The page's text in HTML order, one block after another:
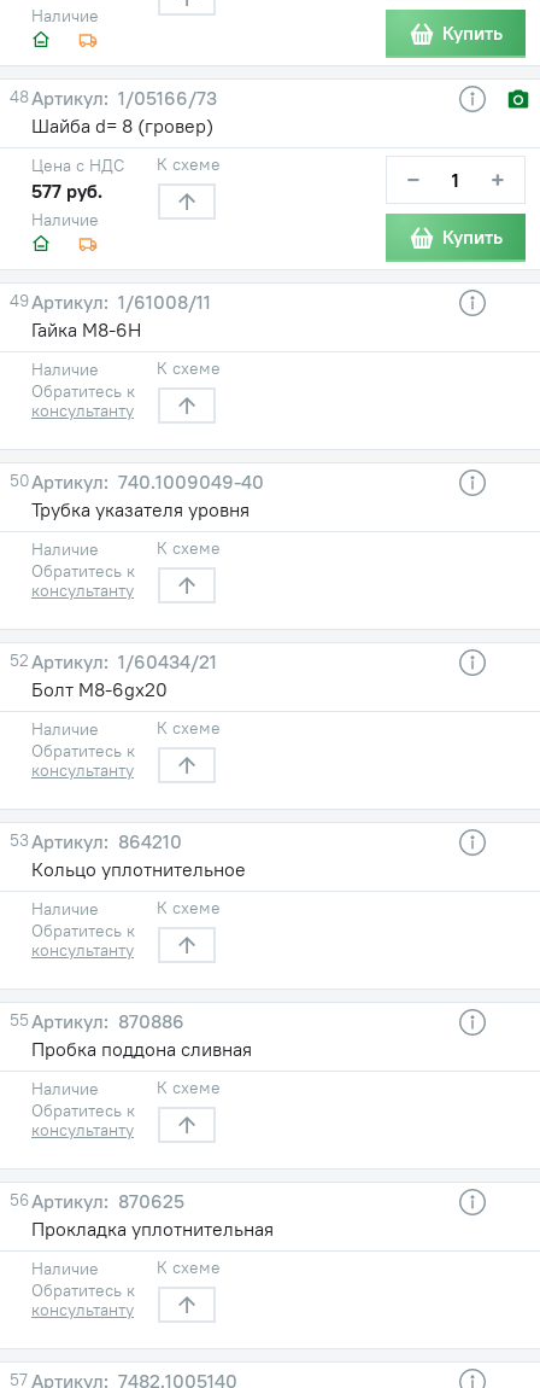
Наличие
Купить
48
1/05166/73
Шайба d= 8 (гровер)
Наличие
Цена с НДС
577 руб.
К схеме − +
Купить
49
1/61008/11
Гайка М8-6Н
Наличие
Обратитесь к
консультанту
К схеме
50
740.1009049-40
Трубка указателя уровня
Наличие
Обратитесь к
консультанту
К схеме
52
1/60434/21
Болт М8-6gх20
Наличие
Обратитесь к
консультанту
К схеме
53
864210
Кольцо уплотнительное
Наличие
Обратитесь к
консультанту
К схеме
55
870886
Пробка поддона сливная
Наличие
Обратитесь к
консультанту
К схеме
56
870625
Прокладка уплотнительная
Наличие
Обратитесь к
консультанту
К схеме
57 7482.1005140